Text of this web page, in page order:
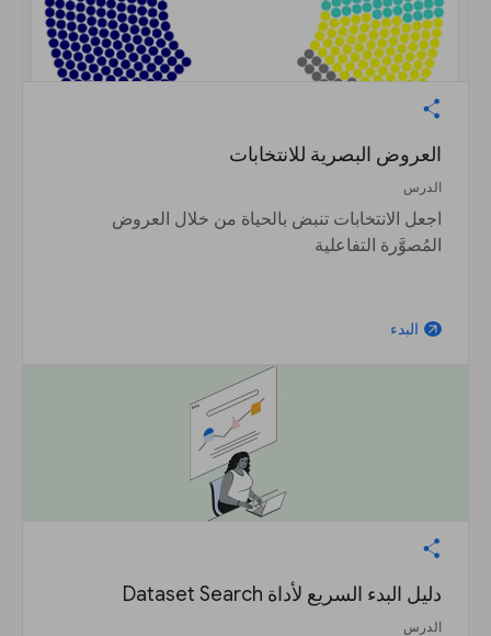
العروض البصرية للانتخابات
الدرس
اجعل الانتخابات تنبض بالحياة من خلال العروض
المُصوَّرة التفاعلية
arrow_outward البدء
دليل البدء السريع لأداة Dataset Search
الدرس